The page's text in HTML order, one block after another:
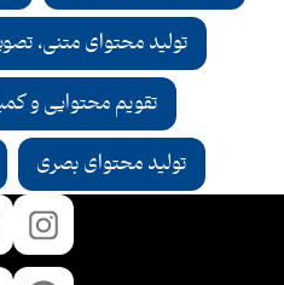
تولید محتوای متنی،
تقویم محتوایی و
تولید محتوای بصری